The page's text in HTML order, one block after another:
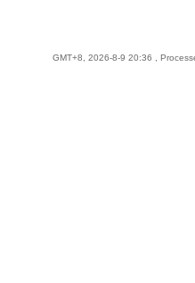
GMT+8, 2026-8-9 20:36 ,